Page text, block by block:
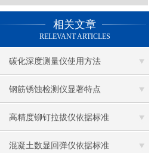
相关文章
RELEVANT ARTICLES
碳化深度测量仪使用方法
钢筋锈蚀检测仪显著特点
高精度铆钉拉拔仪依据标准
混凝土数显回弹仪依据标准